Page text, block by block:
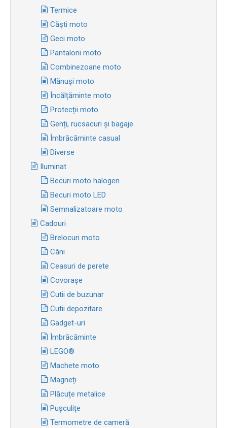
Termice
Căști moto
Geci moto
Pantaloni moto
Combinezoane moto
Mănuși moto
Încălțăminte moto
Protecții moto
Genți, rucsacuri și bagaje
Îmbrăcăminte casual
Diverse
Iluminat
Becuri moto halogen
Becuri moto LED
Semnalizatoare moto
Cadouri
Brelocuri moto
Căni
Ceasuri de perete
Covorașe
Cutii de buzunar
Cutii depozitare
Gadget-uri
Îmbrăcăminte
LEGO®
Machete moto
Magneți
Plăcuțe metalice
Pușculițe
Termometre de cameră